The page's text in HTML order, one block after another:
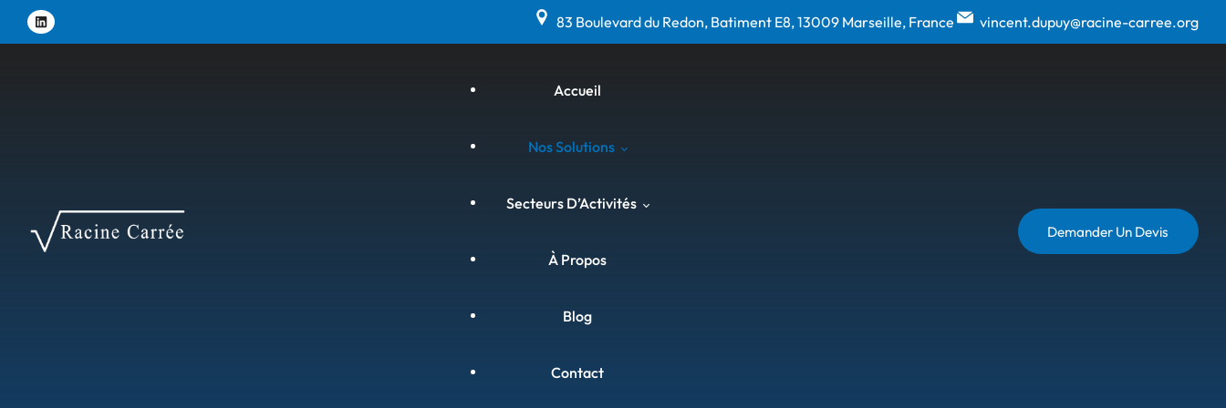
Panneau de gestion des cookies
83 Boulevard du Redon, Batiment E8, 13009 Marseille, France vincent.dupuy@racine-carree.org
Accueil
Nos Solutions
Corrosion & Anti-Bactéries
Curage Par Ultrasons &
Secteurs D’Activités
À Propos
Blog
Contact
Demander Un Devis